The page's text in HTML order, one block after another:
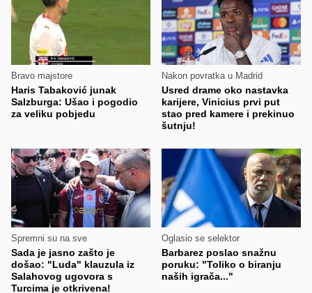
Bravo majstore
Haris Tabaković junak
Salzburga: Ušao i pogodio
za veliku pobjedu
Nakon povratka u Madrid
Usred drame oko nastavka
karijere, Vinicius prvi put
stao pred kamere i prekinuo
šutnju!
Spremni su na sve
Sada je jasno zašto je
došao: "Luda" klauzula iz
Salahovog ugovora s
Turcima je otkrivena!
Oglasio se selektor
Barbarez poslao snažnu
poruku: "Toliko o biranju
naših igrača..."